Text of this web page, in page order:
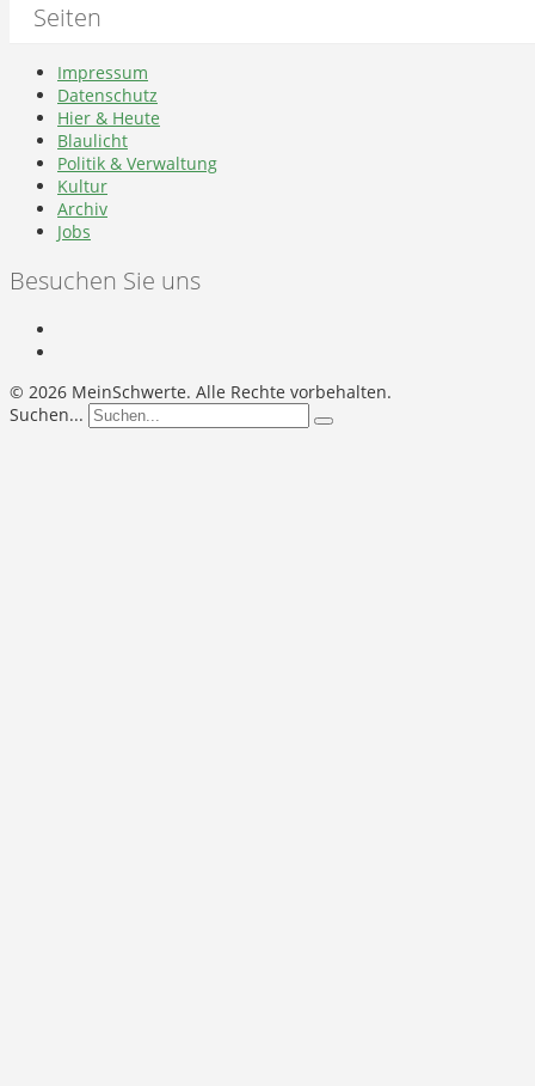
Seiten
Impressum
Datenschutz
Hier & Heute
Blaulicht
Politik & Verwaltung
Kultur
Archiv
Jobs
Besuchen Sie uns
© 2026 MeinSchwerte. Alle Rechte vorbehalten.
Suchen...